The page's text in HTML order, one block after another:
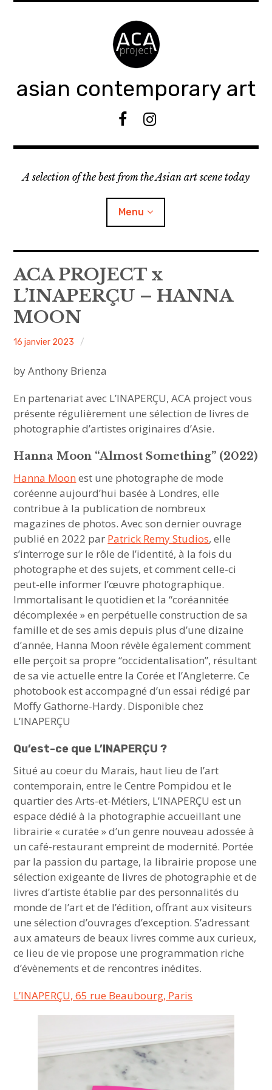
asian contemporary art
F
I
s
a
g
a
A selection of the best from the Asian art scene today
Menu
KEEP AN EYE ON
HAVE YOU MET
MEET US
NEWSLETTER
ACA PROJECT x
L’INAPERÇU – HANNA
MOON
ACA
16 janvier 2023
by Anthony Brienza
En partenariat avec L’INAPERÇU, ACA project vous
présente régulièrement une sélection de livres de
photographie d’artistes originaires d’Asie.
Hanna Moon “Almost Something” (2022)
Hanna Moonest une photographe de mode
coréenne aujourd’hui basée à Londres, elle
contribue à la publication de nombreux
magazines de photos. Avec son dernier ouvrage
publié en 2022 par Patrick Remy Studios, elle
s’interroge sur le rôle de l’identité, à la fois du
photographe et des sujets, et comment celle-ci
peut-elle informer l’œuvre photographique.
Immortalisant le quotidien et la “coréannitée
décomplexée » en perpétuelle construction de sa
famille et de ses amis depuis plus d’une dizaine
d’année, Hanna Moon révèle également comment
elle perçoit sa propre “occidentalisation”, résultant
de sa vie actuelle entre la Corée et l’Angleterre. Ce
photobook est accompagné d’un essai rédigé par
Moffy Gathorne-Hardy. Disponible chez
L’INAPERÇU
Qu’est-ce que L’INAPERÇU ?
Situé au coeur du Marais, haut lieu de l’art
contemporain, entre le Centre Pompidou et le
quartier des Arts-et-Métiers, L’INAPERÇU est un
espace dédié à la photographie accueillant une
librairie « curatée » d’un genre nouveau adossée à
un café-restaurant empreint de modernité. Portée
par la passion du partage, la librairie propose une
sélection exigeante de livres de photographie et de
livres d’artiste établie par des personnalités du
monde de l’art et de l’édition, offrant aux visiteurs
une sélection d’ouvrages d’exception. S’adressant
aux amateurs de beaux livres comme aux curieux,
ce lieu de vie propose une programmation riche
d’évènements et de rencontres inédites.
L’INAPERÇU, 65 rue Beaubourg, Paris